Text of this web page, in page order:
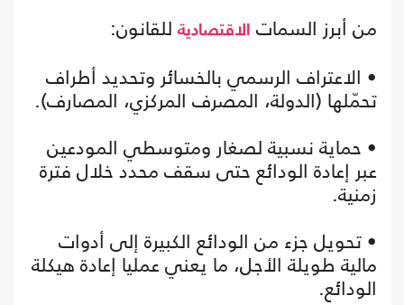
من أبرز السمات
الاقتصادية للقانون:
• الاعتراف الرسمي بالخسائر وتحديد أطراف
تحمّلها (الدولة، المصرف المركزي، المصارف).
• حماية نسبية لصغار ومتوسطي المودعين
عبر إعادة الودائع حتى سقف محدد خلال فترة
زمنية.
• تحويل جزء من الودائع الكبيرة إلى أدوات
مالية طويلة الأجل، ما يعني عمليا إعادة هيكلة
الودائع.